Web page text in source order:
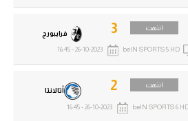
انتهت
أتالانتا 2
beIN SPORTS 6
26-10-2023 - 16:45
انتهت
فرايبورج 3
beIN SPORTS 5 HD
26-10-2023 - 16:45